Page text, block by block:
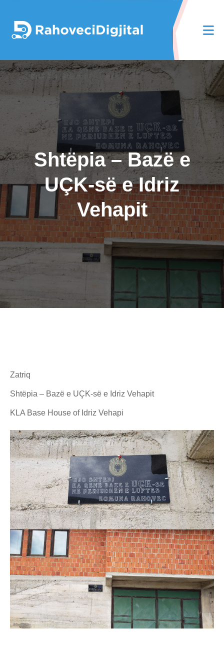
Shtëpia – Bazë e
UÇK-së e Idriz
Vehapit
Zatriq
Shtëpia – Bazë e UÇK-së e Idriz Vehapit
KLA Base House of Idriz Vehapi